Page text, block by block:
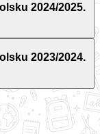
2024/2025.
2023/2024.